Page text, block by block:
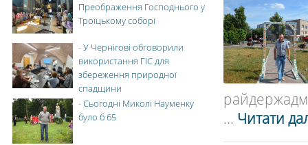
... Читати
Преображення Господнього у
Троїцькому соборі
-У Чернігові обговорили
використання ГІС для
збереження природної
спадщини
-Сьогодні Миколі Науменку
було б 65